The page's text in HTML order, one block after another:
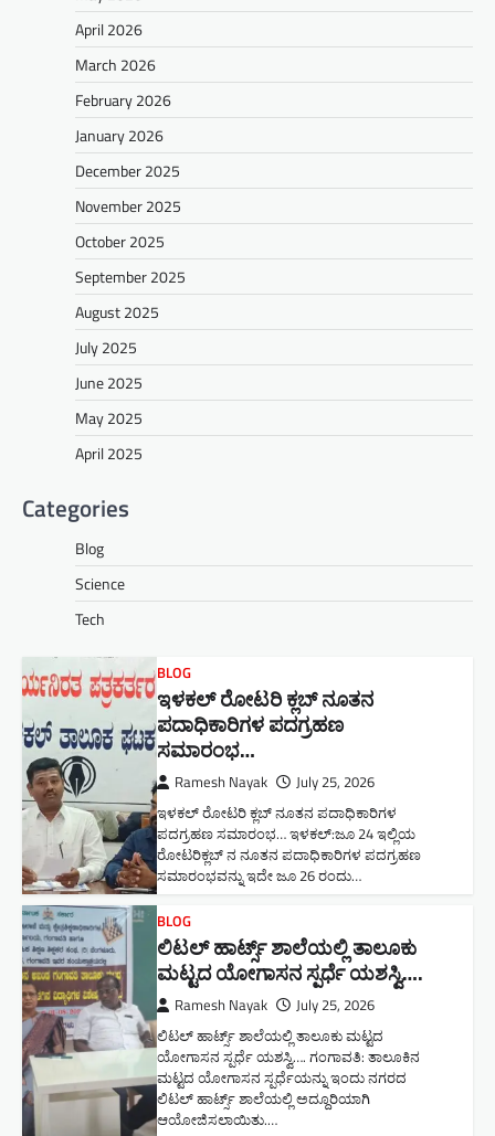
April 2026
March 2026
February 2026
January 2026
December 2025
November 2025
October 2025
September 2025
August 2025
July 2025
June 2025
May 2025
April 2025
Categories
Blog
Science
Tech
BLOG
ಇಳಕಲ್ ರೋಟರಿ ಕ್ಲಬ್ ನೂತನ‌
ಪದಾಧಿಕಾರಿಗಳ ಪದಗ್ರಹಣ
ಸಮಾರಂಭ…
Ramesh Nayak July 25, 2026
ಇಳಕಲ್ ರೋಟರಿ ಕ್ಲಬ್ ನೂತನ‌ ಪದಾಧಿಕಾರಿಗಳ
ಪದಗ್ರಹಣ ಸಮಾರಂಭ… ಇಳಕಲ್:ಜೂ 24 ಇಲ್ಲಿಯ
ರೋಟರಿಕ್ಲಬ್ ನ ನೂತನ ಪದಾಧಿಕಾರಿಗಳ ಪದಗ್ರಹಣ
ಸಮಾರಂಭವನ್ನು ಇದೇ ಜೂ 26 ರಂದು…
BLOG
ಲಿಟಲ್ ಹಾರ್ಟ್ಸ್ ಶಾಲೆಯಲ್ಲಿ ತಾಲೂಕು
ಮಟ್ಟದ ಯೋಗಾಸನ ಸ್ಪರ್ಧೆ ಯಶಸ್ವಿ….
Ramesh Nayak July 25, 2026
ಲಿಟಲ್ ಹಾರ್ಟ್ಸ್ ಶಾಲೆಯಲ್ಲಿ ತಾಲೂಕು ಮಟ್ಟದ
ಯೋಗಾಸನ ಸ್ಪರ್ಧೆ ಯಶಸ್ವಿ…. ಗಂಗಾವತಿ: ತಾಲೂಕಿನ
ಮಟ್ಟದ ಯೋಗಾಸನ ಸ್ಪರ್ಧೆಯನ್ನು ಇಂದು ನಗರದ
ಲಿಟಲ್ ಹಾರ್ಟ್ಸ್ ಶಾಲೆಯಲ್ಲಿ ಅದ್ದೂರಿಯಾಗಿ
ಆಯೋಜಿಸಲಾಯಿತು.…